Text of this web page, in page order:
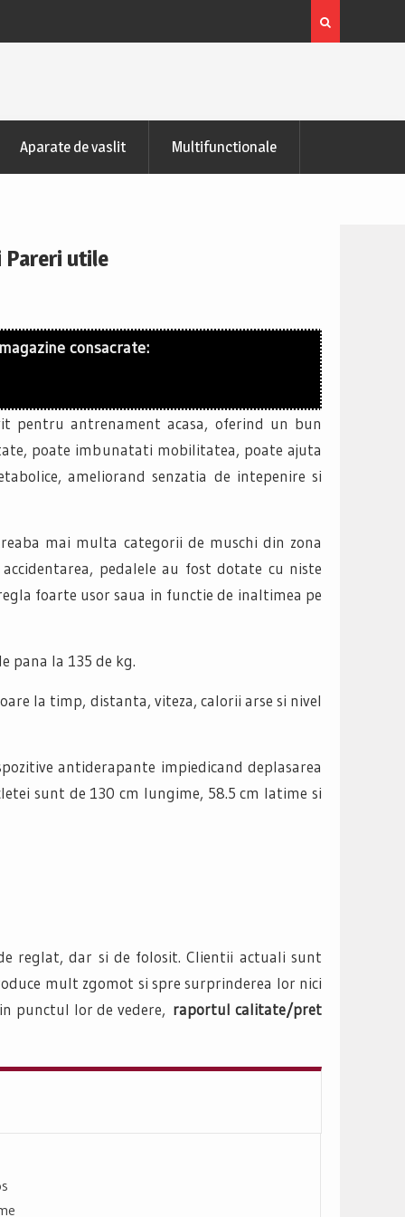
Bicicleta indoor cycling FitTronic®
Pareri
Aparate de vaslit Multifunctionale
Pareri utile
consacrate:
pentru antrenament acasa, oferind un bun
poate imbunatati mobilitatea, poate ajuta
ameliorand senzatia de intepenire si
mai multa categorii de muschi din zona
pedalele au fost dotate cu niste
foarte usor saua in functie de inaltimea pe
pana la 135 de kg.
la timp, distanta, viteza, calorii arse si nivel
antiderapante impiedicand deplasarea
sunt de 130 cm lungime, 58.5 cm latime si
reglat, dar si de folosit. Clientii actuali sunt
mult zgomot si spre surprinderea lor nici
punctul lor de vedere, raportul calitate/pret